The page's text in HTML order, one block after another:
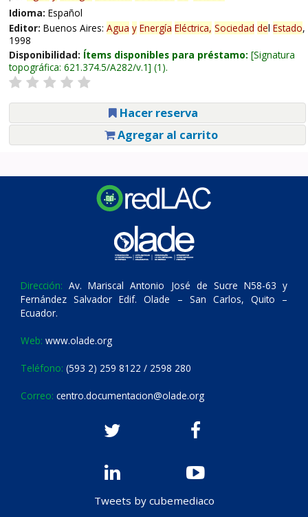
Idioma: Español
Editor: Buenos Aires: Agua y Energía Eléctrica, Sociedad del Estado,
1998
Disponibilidad: Ítems disponibles para préstamo: Signatura
topográfica: 621.374.5/A282/v.1 (1).
Hacer reserva
Agregar al carrito
Dirección: Av. Mariscal Antonio José de Sucre N58-63 y
Fernández Salvador Edif. Olade – San Carlos, Quito –
Ecuador.
Web: www.olade.org
Teléfono: (593 2) 259 8122 / 2598 280
Correo: centro.documentacion@olade.org
Tweets by cubemediaco